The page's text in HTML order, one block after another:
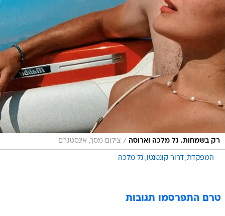
רק בשמחות. גל מלכה וארוסה / צילום מסך, אינסטגרם
המפקדת דרור קונטנטו גל מלכה
טרם התפרסמו תגובות